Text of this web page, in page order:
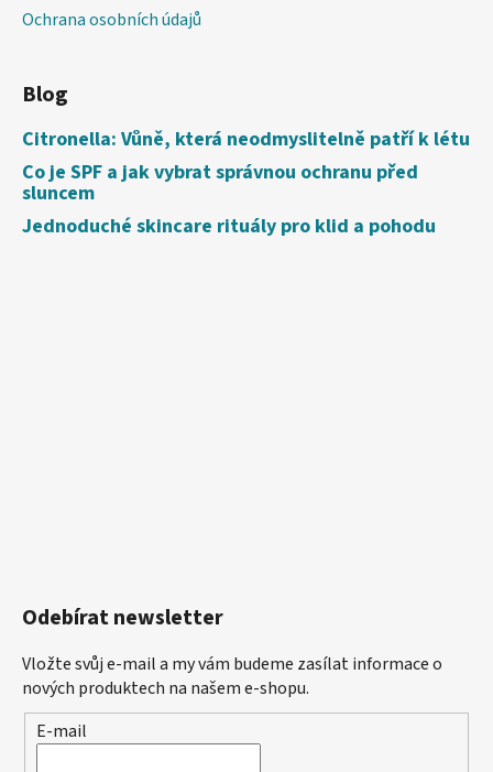
Ochrana osobních údajů
Blog
Citronella: Vůně, která neodmyslitelně patří k létu
Co je SPF a jak vybrat správnou ochranu před
sluncem
Jednoduché skincare rituály pro klid a pohodu
Odebírat newsletter
Vložte svůj e-mail a my vám budeme zasílat informace o
nových produktech na našem e-shopu.
E-mail